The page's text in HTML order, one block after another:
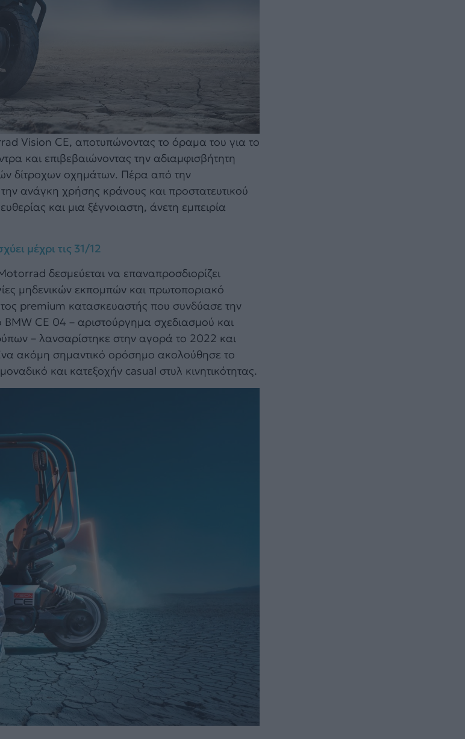
Vision CE, αποτυπώνοντας το όραμα του για το
και επιβεβαιώνοντας την αδιαμφισβήτητη
δίτροχων οχημάτων. Πέρα από την
ανάγκη χρήσης κράνους και προστατευτικού
και μια ξέγνοιαστη, άνετη εμπειρία
μέχρι τις 31/12
δεσμεύεται να επαναπροσδιορίζει
μηδενικών εκπομπών και πρωτοποριακό
premium κατασκευαστής που συνδύασε την
CE 04 – αριστούργημα σχεδιασμού και
– λανσαρίστηκε στην αγορά το 2022 και
ακόμη σημαντικό ορόσημο ακολούθησε το
και κατεξοχήν casual στυλ κινητικότητας.